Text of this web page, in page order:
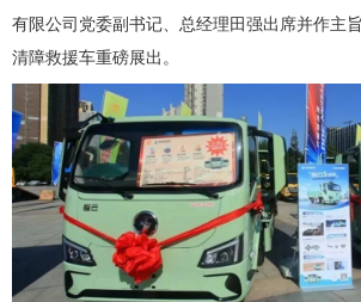
有限公司党委副书记、总经理田强出席并作主
清障救援车重磅展出。